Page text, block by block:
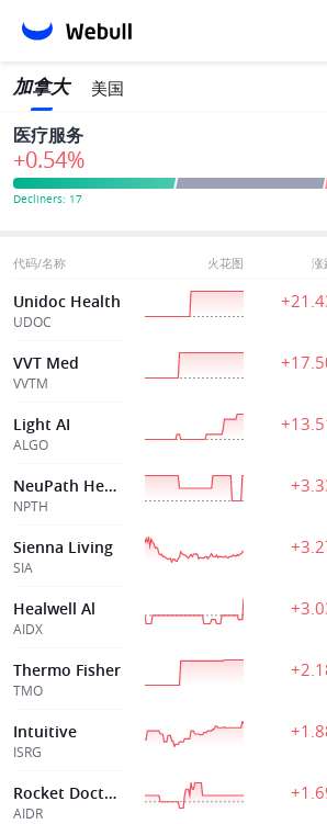
加拿大 美国
医疗服务
+0.54%
代码/名称 火花图 涨
Unidoc Health
UDOC
VVT Med
VVTM
Light AI
ALGO
NeuPath Health
NPTH
Sienna Living
SIA
Healwell Al
AIDX
Thermo Fisher
TMO
Intuitive
ISRG
Rocket Doctor AI
AIDR